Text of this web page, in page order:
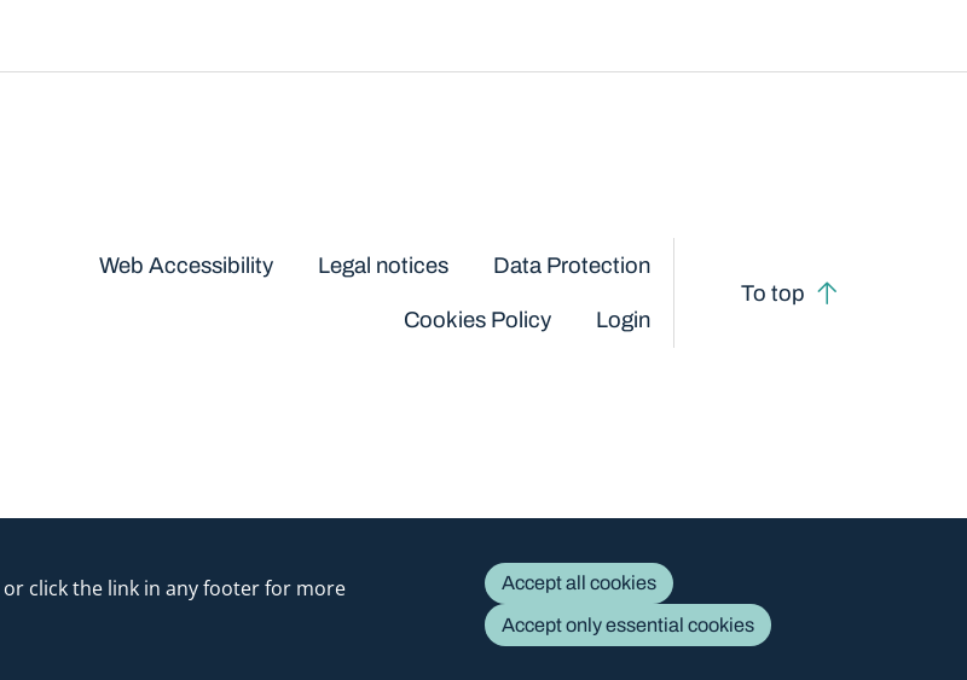
or click the link in any footer for more
Accept all cookies
Accept only essential cookies
Web Accessibility Legal notices Data Protection
Cookies Policy Login
To top